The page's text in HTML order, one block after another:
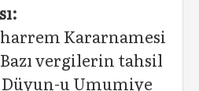
Kararnamesi
vergilerin tahsil
u Umumiye